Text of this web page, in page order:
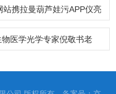
站携拉曼葫芦娃污APP仪亮
物医学光学专家倪敬书老